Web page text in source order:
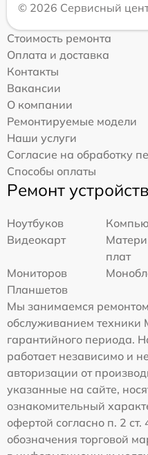
© 2026 Сервисный
Стоимость ремонта
Оплата и доставка
Контакты
Вакансии
О компании
Ремонтируемые модели
Наши услуги
Согласие на обработку
Способы оплаты
Ремонт устройств
Ноутбуков
Видеокарт
плат
Мониторов
Планшетов
Мы занимаемся
обслуживанием техники
гарантийного периода.
работает независимо и
авторизации от
указанные на сайте,
ознакомительный
офертой согласно п. 2
обозначения торговой